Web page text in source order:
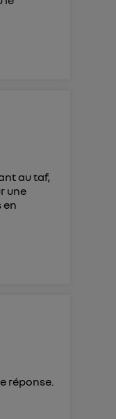
au taf,
une
en
réponse.